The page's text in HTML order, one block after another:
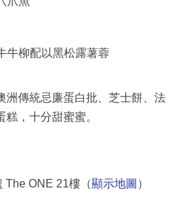
牛柳配以黑松露薯蓉
洲傳統忌廉蛋白批、芝士餅、法
，十分甜蜜蜜。
The ONE 21樓（顯示地圖 ）